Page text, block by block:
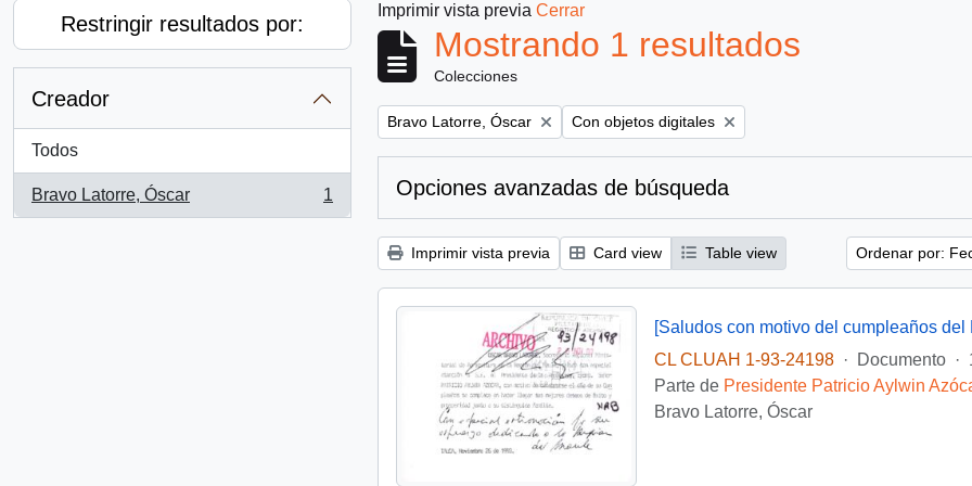
Restringir resultados por:
Creador
Todos
Bravo Latorre, Óscar
, 1 resultados
1
Imprimir vista previa Cerrar
Mostrando 1 resultados
Colecciones
Remove filter:
Bravo Latorre, Óscar Remove filter:
Con objetos digitales
Opciones avanzadas de búsqueda
Imprimir vista previa Card view Table view Ordenar por:
[Saludos con motivo del cumpleaños del
CL CLUAH 1-93-24198
· Documento ·
Parte de Presidente Patricio Aylwin
Bravo Latorre, Óscar